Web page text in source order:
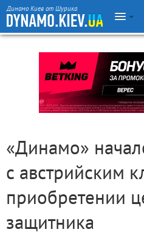
Динамо Киев от Шурика
«Динамо»
с австрийским
приобретении
защитника